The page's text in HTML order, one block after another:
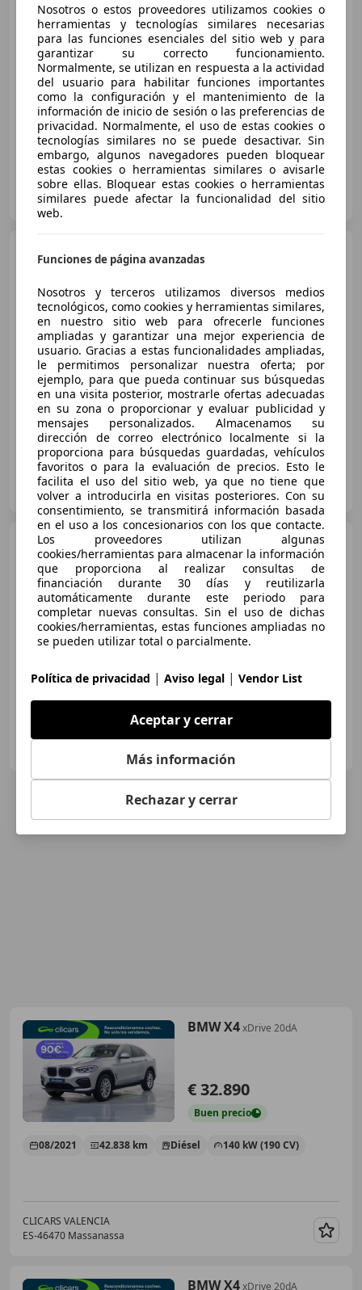
€ 25.900 1
Preciojusto
10/2022 35.133 km Gasolina 100 kW (136 CV)
AUTOMOVILES AGUDO CANTERO
ES-14400 POZOBLANCO
BMW X1
(245 CV)
€ 43.900
Preciojusto
07/2025 12.483 km
Electro/Gasolina
180 kW (245 CV)
BMW CELTAMOTOR
ES-26213 VIGO
BMW X4 xDrive 20dA
€ 32.890
Buen precio
CLICARS ZARAGOZA
BMW X4xDrive 20dA
€ 32.890
Buen precio
08/2021 42.838 km Diésel 140 kW (190 CV)
CLICARS VALENCIA
ES-46470 Massanassa
BMW X4xDrive 20dA
Nosotros o estos proveedores utilizamos cookies o
herramientas y tecnologías similares necesarias
para las funciones esenciales del sitio web y para
garantizar su correcto funcionamiento.
Normalmente, se utilizan en respuesta a la actividad
del usuario para habilitar funciones importantes
como la configuración y el mantenimiento de la
información de inicio de sesión o las preferencias de
privacidad. Normalmente, el uso de estas cookies o
tecnologías similares no se puede desactivar. Sin
embargo, algunos navegadores pueden bloquear
estas cookies o herramientas similares o avisarle
sobre ellas. Bloquear estas cookies o herramientas
similares puede afectar la funcionalidad del sitio
web.
Funciones de página avanzadas
Nosotros y terceros utilizamos diversos medios
tecnológicos, como cookies y herramientas similares,
en nuestro sitio web para ofrecerle funciones
ampliadas y garantizar una mejor experiencia de
usuario. Gracias a estas funcionalidades ampliadas,
le permitimos personalizar nuestra oferta; por
ejemplo, para que pueda continuar sus búsquedas
en una visita posterior, mostrarle ofertas adecuadas
en su zona o proporcionar y evaluar publicidad y
mensajes personalizados. Almacenamos su
dirección de correo electrónico localmente si la
proporciona para búsquedas guardadas, vehículos
favoritos o para la evaluación de precios. Esto le
facilita el uso del sitio web, ya que no tiene que
volver a introducirla en visitas posteriores. Con su
consentimiento, se transmitirá información basada
en el uso a los concesionarios con los que contacte.
Los proveedores utilizan algunas
cookies/herramientas para almacenar la información
que proporciona al realizar consultas de
financiación durante 30 días y reutilizarla
automáticamente durante este periodo para
completar nuevas consultas. Sin el uso de dichas
cookies/herramientas, estas funciones ampliadas no
se pueden utilizar total o parcialmente.
Política de privacidad | Aviso legal | Vendor List
Aceptar y cerrar
Más información
Rechazar y cerrar